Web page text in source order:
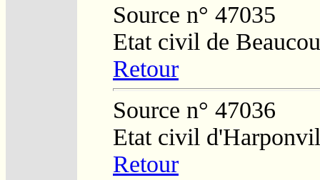
Source n° 47035
Etat civil de
Retour
Source n° 47036
Etat civil
Retour